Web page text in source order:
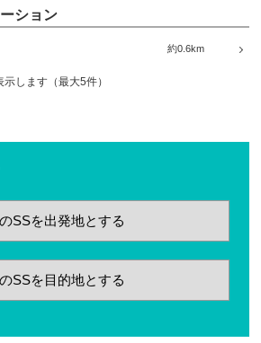
ション
約0.6km
します（最大5件）
SSを出発地とする
SSを目的地とする